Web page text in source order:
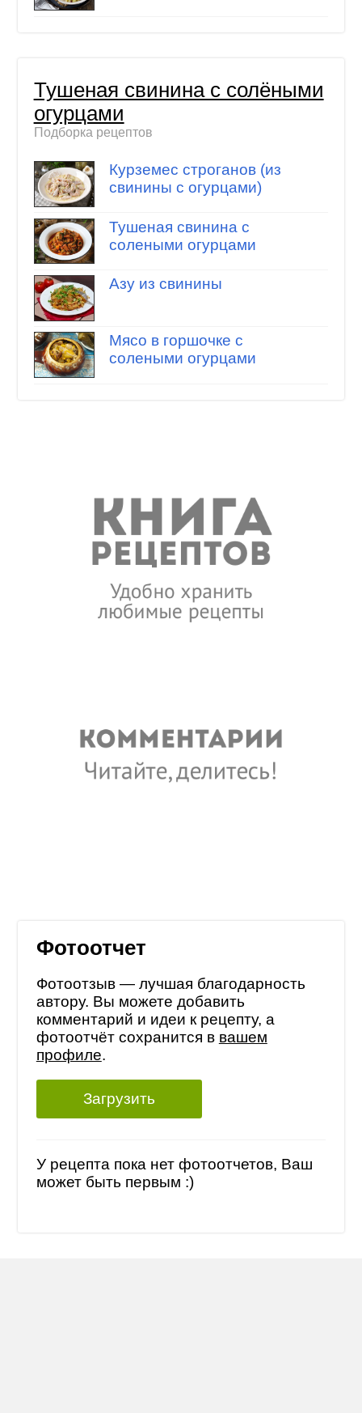
Тушеная свинина с солёными
огурцами
Подборка рецептов
Курземес строганов (из
свинины с огурцами)
Тушеная свинина с
солеными огурцами
Азу из свинины
Мясо в горшочке с
солеными огурцами
Фотоотчет
Фотоотзыв — лучшая благодарность
автору. Вы можете добавить
комментарий и идеи к рецепту, а
фотоотчёт сохранится в вашем
профиле.
Загрузить
У рецепта пока нет фотоотчетов, Ваш
может быть первым :)